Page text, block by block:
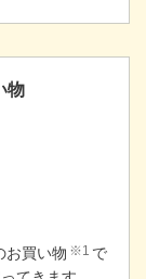
物
お買い物 ※1 で